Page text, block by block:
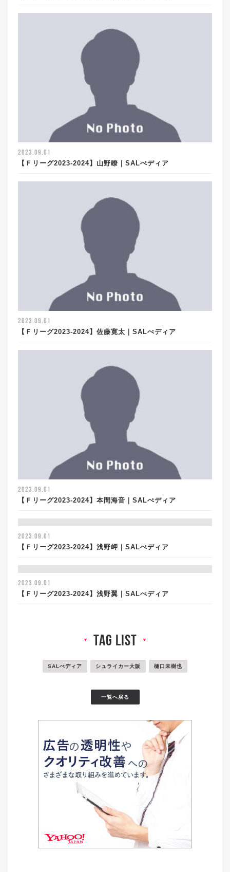
2023.09.01
【Ｆリーグ2023-2024】山野瞭｜SALぺディア
2023.09.01
【Ｆリーグ2023-2024】佐藤寛太｜SALぺディア
2023.09.01
【Ｆリーグ2023-2024】本間海音｜SALぺディア
2023.09.01
【Ｆリーグ2023-2024】浅野岬｜SALぺディア
2023.09.01
【Ｆリーグ2023-2024】浅野翼｜SALぺディア
▼ tag list ▼
SALぺディア シュライカー大阪 樋口未樹也
一覧へ戻る